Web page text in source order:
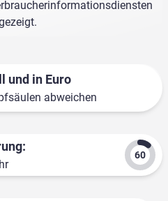
und in Euro
abweichen